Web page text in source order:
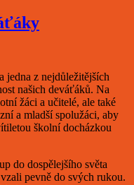
jedna z nejdůležitějších
našich deváťáků. Na
žáci a učitelé, ale také
a mladší spolužáci, aby
školní docházkou
do dospělejšího světa
pevně do svých rukou.